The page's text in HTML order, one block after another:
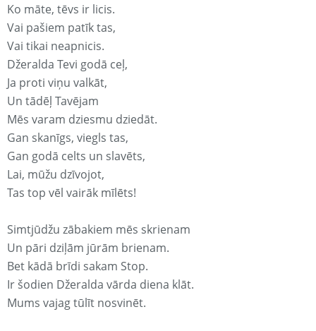
Ko māte, tēvs ir licis.
Vai pašiem patīk tas,
Vai tikai neapnicis.
Džeralda Tevi godā ceļ,
Ja proti viņu valkāt,
Un tādēļ Tavējam
Mēs varam dziesmu dziedāt.
Gan skanīgs, viegls tas,
Gan godā celts un slavēts,
Lai, mūžu dzīvojot,
Tas top vēl vairāk mīlēts!
Simtjūdžu zābakiem mēs skrienam
Un pāri dziļām jūrām brienam.
Bet kādā brīdi sakam Stop.
Ir šodien Džeralda vārda diena klāt.
Mums vajag tūlīt nosvinēt.